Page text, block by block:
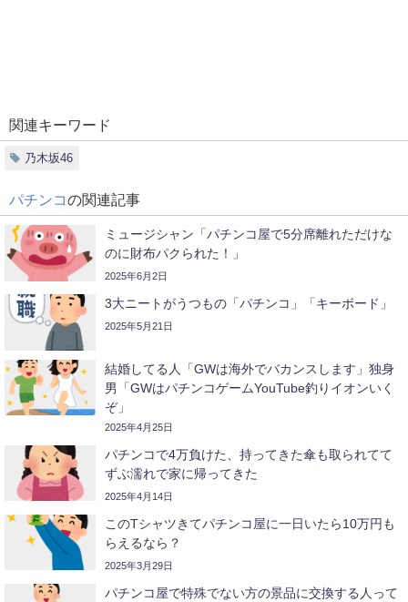
関連キーワード
乃木坂46
パチンコの関連記事
ミュージシャン「パチンコ屋で5分席離れただけな
のに財布パクられた！」
2025年6月2日
3大ニートがうつもの「パチンコ」「キーボード」
2025年5月21日
結婚してる人「GWは海外でバカンスします」独身
男「GWはパチンコゲームYouTube釣りイオンいく
ぞ」
2025年4月25日
パチンコで4万負けた、持ってきた傘も取られてて
ずぶ濡れで家に帰ってきた
2025年4月14日
このTシャツきてパチンコ屋に一日いたら10万円も
らえるなら？
2025年3月29日
パチンコ屋で特殊でない方の景品に交換する人って